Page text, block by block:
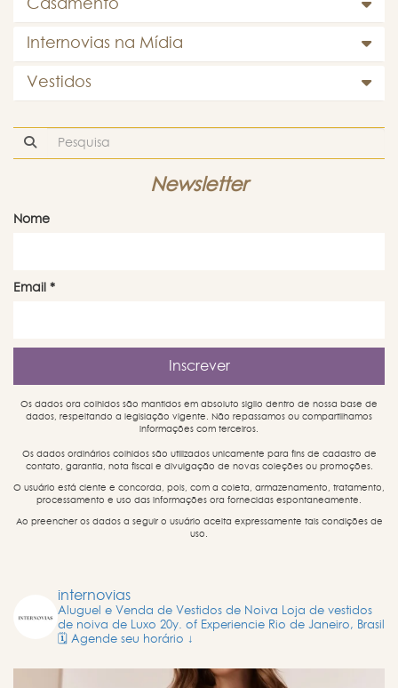
Casamento
Internovias na Mídia
Vestidos
Newsletter
Nome
Email *
Os dados ora colhidos são mantidos em absoluto sigilo dentro de nossa base de
dados, respeitando a legislação vigente. Não repassamos ou compartilhamos
informações com terceiros.
Os dados ordinários colhidos são utilizados unicamente para fins de cadastro de
contato, garantia, nota fiscal e divulgação de novas coleções ou promoções.
O usuário está ciente e concorda, pois, com a coleta, armazenamento, tratamento,
processamento e uso das informações ora fornecidas espontaneamente.
Ao preencher os dados a seguir o usuário aceita expressamente tais condições de
uso.
internovias
Aluguel e Venda de Vestidos de Noiva Loja de vestidos
de noiva de Luxo 20y. of Experiencie Rio de Janeiro, Brasil
🗓️ Agende seu horário ↓